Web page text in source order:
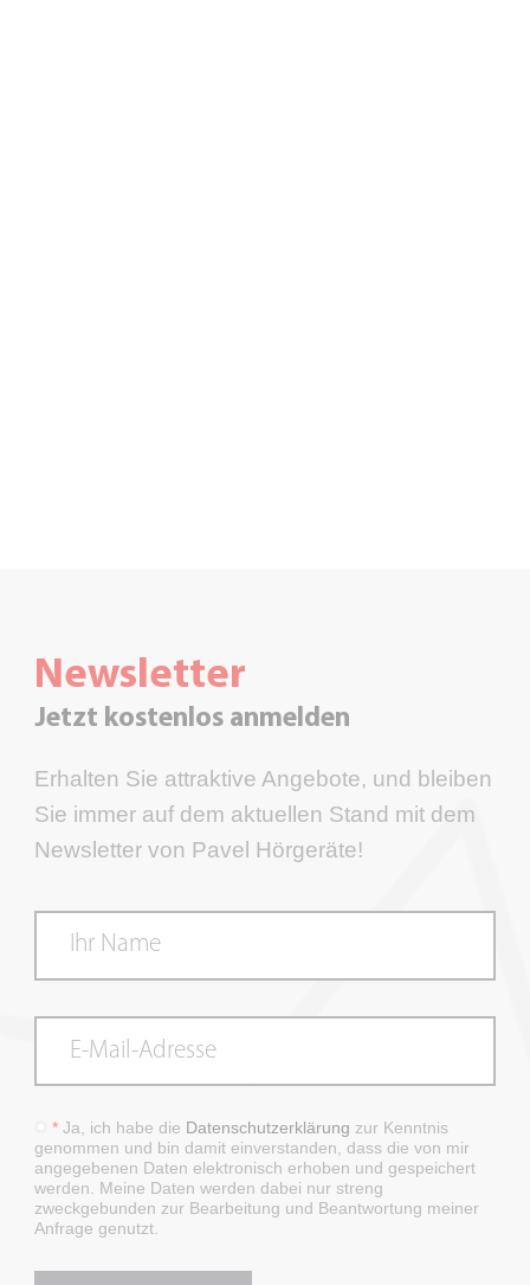
Newsletter
Jetzt kostenlos anmelden
Erhalten Sie attraktive Angebote, und bleiben
Sie immer auf dem aktuellen Stand mit dem
Newsletter von Pavel Hörgeräte!
* Ja, ich habe die Datenschutzerklärung zur Kenntnis
genommen und bin damit einverstanden, dass die von mir
angegebenen Daten elektronisch erhoben und gespeichert
werden. Meine Daten werden dabei nur streng
zweckgebunden zur Bearbeitung und Beantwortung meiner
Anfrage genutzt.